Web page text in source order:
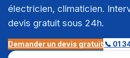
électricien, climaticien.
devis gratuit sous 24h.
Demander un devis gratuit📞 01